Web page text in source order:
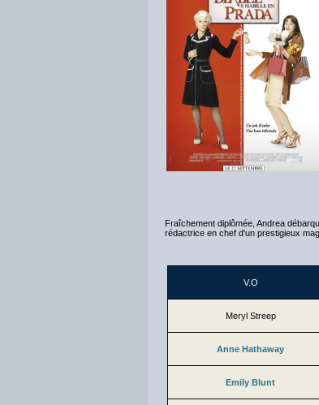
Fraîchement diplômée, Andrea
rédactrice en chef d'un prestigieux
V.O
Meryl Streep
Anne Hathaway
Emily Blunt